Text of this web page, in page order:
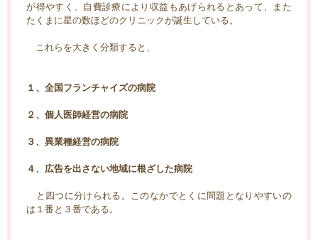
が得やすく、自費診療により収益もあげられるとあって、また
たくまに星の数ほどのクリニックが誕生している。
これらを大きく分類すると、
１、全国フランチャイズの病院
２、個人医師経営の病院
３、異業種経営の病院
４、広告を出さない地域に根ざした病院
と四つに分けられる。このなかでとくに問題となりやすいの
は１番と３番である。